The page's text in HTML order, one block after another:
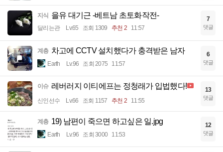
지식 을유 대기근 -베트남 초토화작전-
달리는관 Lv.65 조회 1309 추천 2 11:57
7
댓글
계층 차고에 CCTV 설치했다가 충격받은 남자
Earth Lv.96 조회 2075 11:57
6
댓글
이슈 레버러지 이티에프는 정청래가 입법했다!
신인선수 Lv.66 조회 1157 추천 2 11:55
13
댓글
계층 19) 남편이 죽으면 하고싶은 일.jpg
Earth Lv.96 조회 3000 11:53
12
댓글